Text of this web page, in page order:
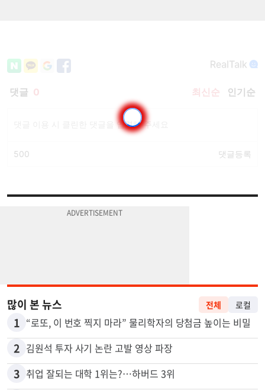
많이 본 뉴스 전체 로컬
1 “로또, 이 번호 찍지 마라” 물리학자의 당첨금 높이는 비밀
2 김원석 투자 사기 논란 고발 영상 파장
3 취업 잘되는 대학 1위는?…하버드 3위